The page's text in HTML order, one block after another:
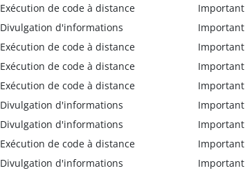
Exécution de code à distance Important
Divulgation d'informations Important
Exécution de code à distance Important
Exécution de code à distance Important
Exécution de code à distance Important
Divulgation d'informations Important
Divulgation d'informations Important
Exécution de code à distance Important
Divulgation d'informations Important